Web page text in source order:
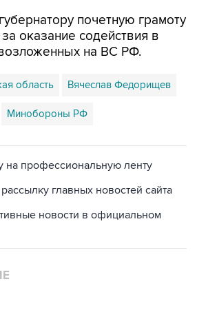
почетную грамоту
оказание содействия в
на ВС РФ.
область Вячеслав Федорищев
Минобороны РФ
на профессиональную ленту
главных новостей сайта
новости в официальном